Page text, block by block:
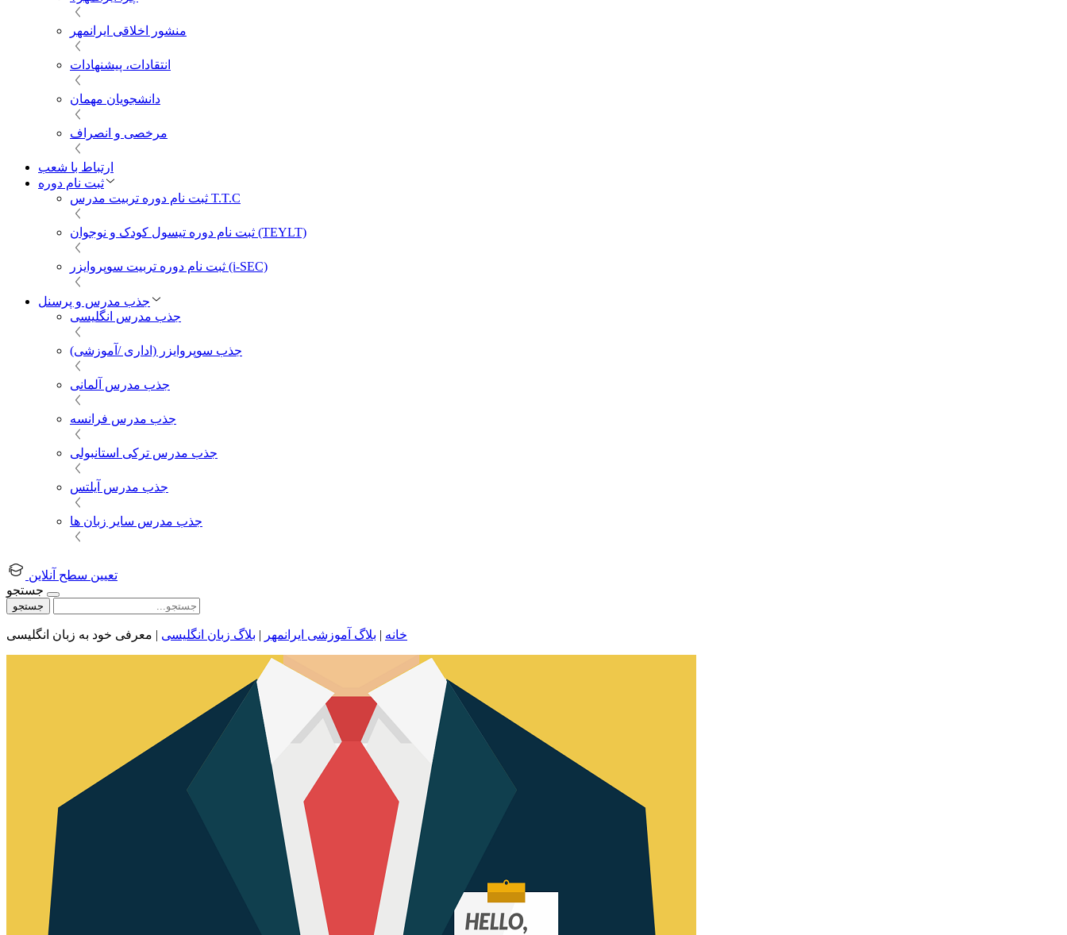
منشور اخلاقی ایرانمهر
انتقادات، پیشنهادات
دانشجویان مهمان
مرخصی و انصراف
ارتباط با شعب
ثبت نام دوره
ثبت نام دوره تربیت مدرس T.T.C
ثبت نام دوره تیسول کودک و نوجوان (TEYLT)
ثبت نام دوره تربیت سوپروایزر (i-SEC)
جذب مدرس و پرسنل
جذب مدرس انگلیسی
جذب سوپروایزر (اداری /آموزشی)
جذب مدرس آلمانی
جذب مدرس فرانسه
جذب مدرس ترکی استانبولی
جذب مدرس آیلتس
جذب مدرس سایر زبان ها
تعیین سطح آنلاین
جستجو
جستجو
خانه | بلاگ آموزشی ایرانمهر | بلاگ زبان انگلیسی | معرفی خود به زبان انگلیسی